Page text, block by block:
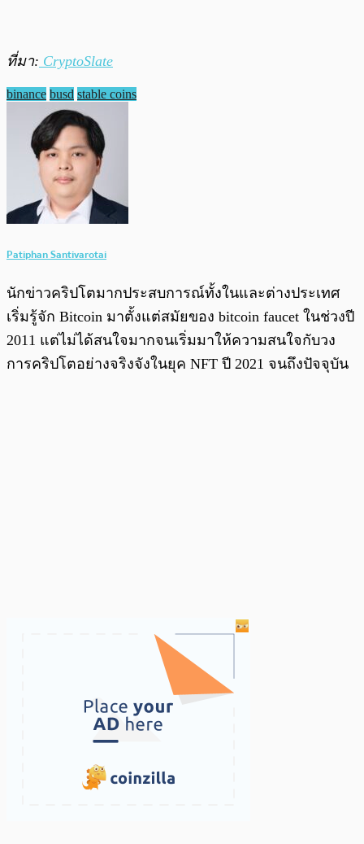
ที่มา: CryptoSlate
binance busd stable coins
Patiphan Santivarotai
นักข่าวคริปโตมากประสบการณ์ทั้งในและต่างประเทศ
เริ่มรู้จัก Bitcoin มาตั้งแต่สมัยของ bitcoin faucet ในช่วงปี
2011 แต่ไม่ได้สนใจมากจนเริ่มมาให้ความสนใจกับวง
การคริปโตอย่างจริงจังในยุค NFT ปี 2021 จนถึงปัจจุบัน